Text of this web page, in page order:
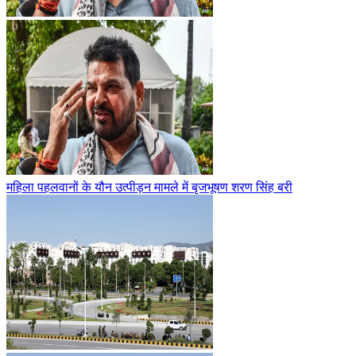
महिला पहलवानों के यौन उत्पीड़न मामले में बृजभूषण शरण सिंह बरी